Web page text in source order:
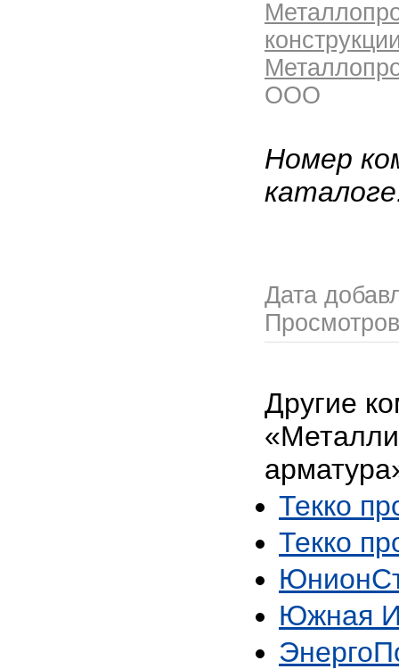
ООО
Номер
Дата
Другие
Текко
Текко
Южная